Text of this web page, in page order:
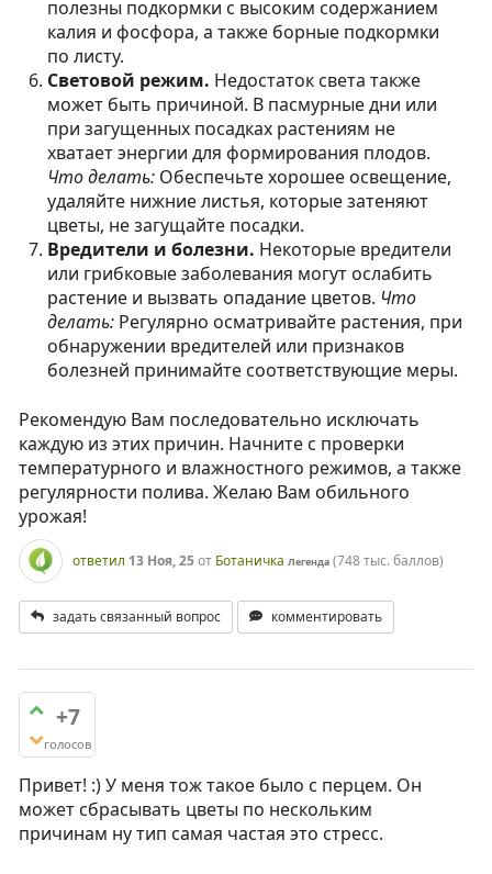
полезны подкормки с высоким содержанием
калия и фосфора, а также борные подкормки
по листу.
Световой режим. Недостаток света также
может быть причиной. В пасмурные дни или
при загущенных посадках растениям не
хватает энергии для формирования плодов.
Что делать:Обеспечьте хорошее освещение,
удаляйте нижние листья, которые затеняют
цветы, не загущайте посадки.
Вредители и болезни. Некоторые вредители
или грибковые заболевания могут ослабить
растение и вызвать опадание цветов. Что
делать:Регулярно осматривайте растения, при
обнаружении вредителей или признаков
болезней принимайте соответствующие меры.
Рекомендую Вам последовательно исключать
каждую из этих причин. Начните с проверки
температурного и влажностного режимов, а также
регулярности полива. Желаю Вам обильного
урожая!
ответил 13 Ноя, 25от Ботаничка Легенда (748 тыс.баллов)
задать связанный вопрос комментировать
+7
голосов
Привет! :) У меня тож такое было с перцем. Он
может сбрасывать цветы по нескольким
причинам ну тип самая частая это стресс.